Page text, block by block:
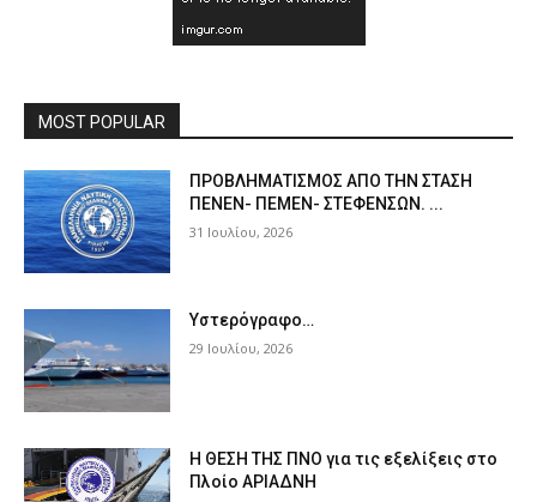
MOST POPULAR
ΠPOΒΛΗΜΑΤΙΣΜΟΣ ΑΠΟ ΤΗΝ ΣΤΑΣΗ
ΠΕΝΕΝ- ΠΕΜΕΝ- ΣΤΕΦΕΝΣΩΝ. ...
31 Ιουλίου, 2026
Υστερόγραφο…
29 Ιουλίου, 2026
Η ΘΕΣΗ ΤΗΣ ΠΝΟ για τις εξελίξεις στο
Πλοίο ΑΡΙΑΔΝΗ